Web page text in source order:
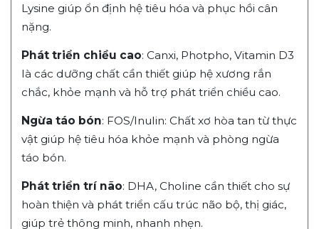
Lysine giúp ổn định hệ tiêu hóa và phục hồi cân
nặng.
Phát triển chiều cao: Canxi, Photpho, Vitamin D3
là các dưỡng chất cần thiết giúp hệ xương rắn
chắc, khỏe mạnh và hỗ trợ phát triển chiều cao.
Ngừa táo bón: FOS/Inulin: Chất xơ hòa tan từ thực
vật giúp hệ tiêu hóa khỏe mạnh và phòng ngừa
táo bón.
Phát triển trí não: DHA, Choline cần thiết cho sự
hoàn thiện và phát triển cấu trúc não bộ, thị giác,
giúp trẻ thông minh, nhanh nhẹn.